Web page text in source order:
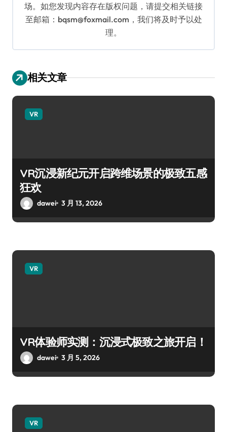
场。如您发现内容存在版权问题，请提交相关链接
至邮箱：bqsm@foxmail.com，我们将及时予以处
理。
相关文章
VR
VR沉浸新纪元开启跨维场景的极致五感
狂欢
dawei 3 月 13, 2026
VR
VR体验师实测：沉浸式极致之旅开启！
dawei 3 月 5, 2026
VR